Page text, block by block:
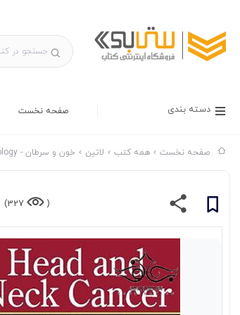
دسته بندی صفحه نخست
صفحه نخست همه کتب لاتین خون و سرطان - Hematology & Oncology
(
327)